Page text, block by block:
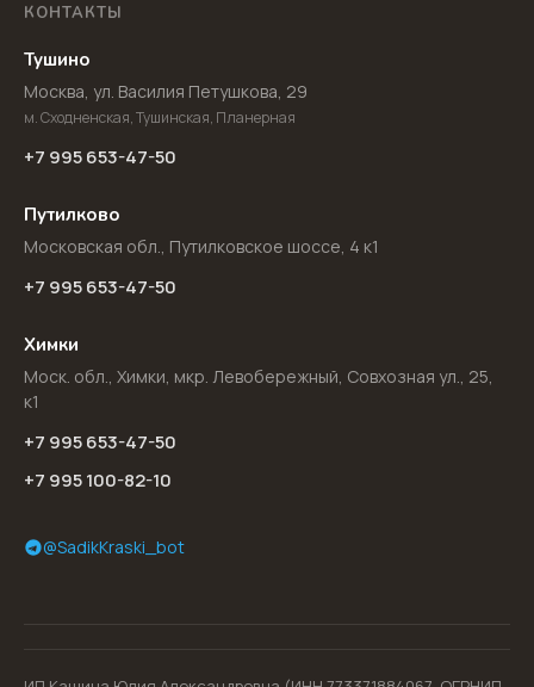
КОНТАКТЫ
Тушино
Москва, ул. Василия Петушкова, 29
м. Сходненская, Тушинская, Планерная
+7 995 653-47-50
Путилково
Московская обл., Путилковское шоссе, 4 к1
+7 995 653-47-50
Химки
Моск. обл., Химки, мкр. Левобережный, Совхозная ул., 25,
к1
+7 995 653-47-50
+7 995 100-82-10
@SadikKraski_bot